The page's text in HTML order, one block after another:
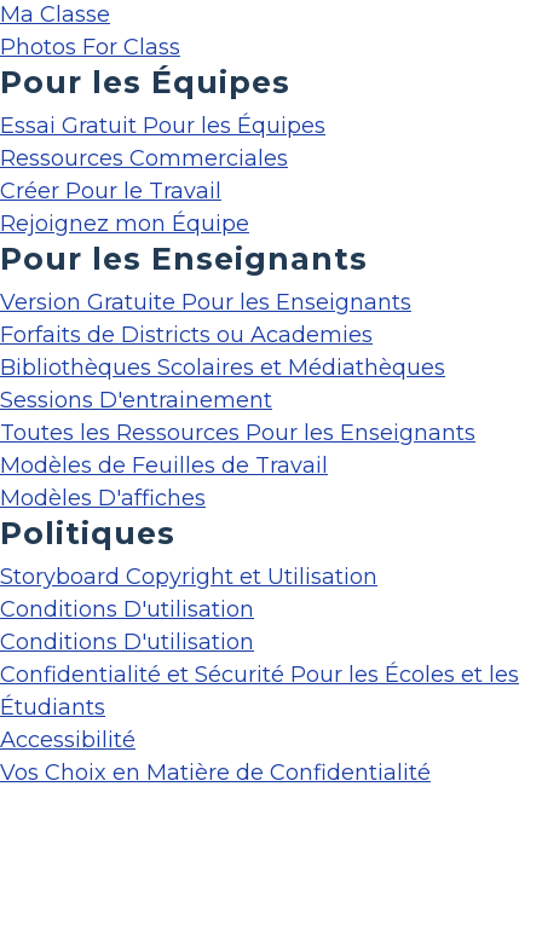
Ma Classe
Photos For Class
Pour les Équipes
Essai Gratuit Pour les Équipes
Ressources Commerciales
Créer Pour le Travail
Rejoignez mon Équipe
Pour les Enseignants
Version Gratuite Pour les Enseignants
Forfaits de Districts ou Academies
Bibliothèques Scolaires et Médiathèques
Sessions D'entrainement
Toutes les Ressources Pour les Enseignants
Modèles de Feuilles de Travail
Modèles D'affiches
Politiques
Storyboard Copyright et Utilisation
Conditions D'utilisation
Conditions D'utilisation
Confidentialité et Sécurité Pour les Écoles et les
Étudiants
Accessibilité
Vos Choix en Matière de Confidentialité